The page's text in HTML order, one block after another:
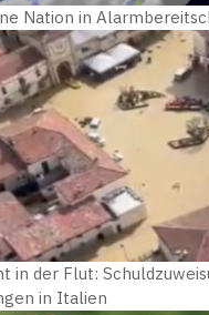
Nation in
in der Flut:
in Italien